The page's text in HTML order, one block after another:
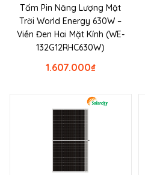
Tấm Pin Năng Lượng Mặt
Trời World Energy 630W –
Viền Đen Hai Mặt Kính (WE-
132G12RHC630W)
₫
1.607.000